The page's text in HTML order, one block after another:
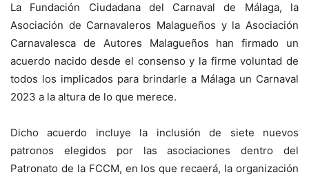
La Fundación Ciudadana del Carnaval de Málaga, la
Asociación de Carnavaleros Malagueños y la Asociación
Carnavalesca de Autores Malagueños han firmado un
acuerdo nacido desde el consenso y la firme voluntad de
todos los implicados para brindarle a Málaga un Carnaval
2023 a la altura de lo que merece.
Dicho acuerdo incluye la inclusión de siete nuevos
patronos elegidos por las asociaciones dentro del
Patronato de la FCCM, en los que recaerá, la organización